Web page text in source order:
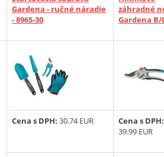
Gardena - ručné náradie
- 8965-30
záhradné
Gardena B/
Cena s DPH: 30.74 EUR
Cena s DPH:
39.99 EUR